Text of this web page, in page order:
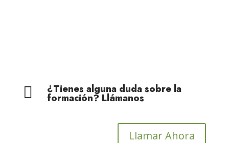
 ¿Tienes alguna duda sobre la
formación? Llámanos
Llamar Ahora